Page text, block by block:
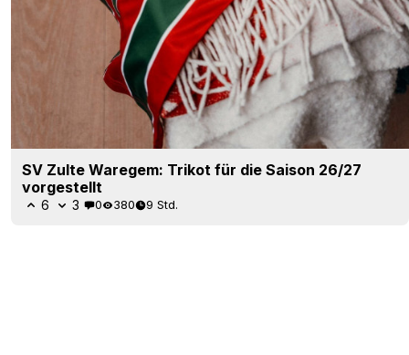
SV Zulte Waregem: Trikot für die Saison 26/27
vorgestellt
6 3 0 380 9 Std.